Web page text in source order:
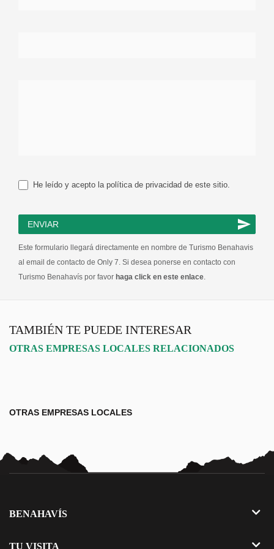
He leído y acepto la política de privacidad de este sitio.
ENVIAR
Este formulario llegará directamente en nombre de Turismo Benahavis
al email de contacto de Only 7. Si desea ponerse en contacto con
Turismo Benahavís por favor haga click en este enlace.
TAMBIÉN TE PUEDE INTERESAR
OTRAS EMPRESAS LOCALES RELACIONADOS
OTRAS EMPRESAS LOCALES
BENAHAVÍS
TU VISITA